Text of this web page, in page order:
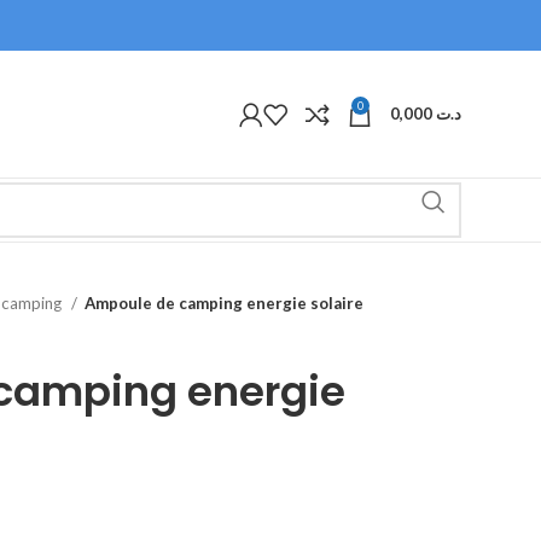
0 د.ت
Ampoule de camping energie solaire
energie